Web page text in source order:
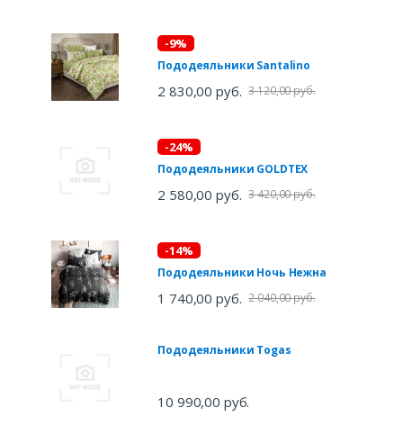
-9%
Пододеяльники Santalino
2 830,00 руб. 3 120,00 руб.
-24%
Пододеяльники GOLDTEX
2 580,00 руб. 3 420,00 руб.
-14%
Пододеяльники Ночь Нежна
1 740,00 руб. 2 040,00 руб.
Пододеяльники Togas
10 990,00 руб.